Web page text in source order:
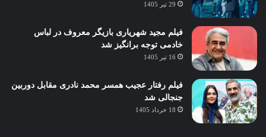
29 تیر 1405
فیلم مجید شهریاری بازیگر معروف در لباس
خادمی توجه برانگیز شد
16 تیر 1405
فیلم رفتار عجیب همسر محمد نادری مقابل دوربین
جنجالی شد
18 خرداد 1405